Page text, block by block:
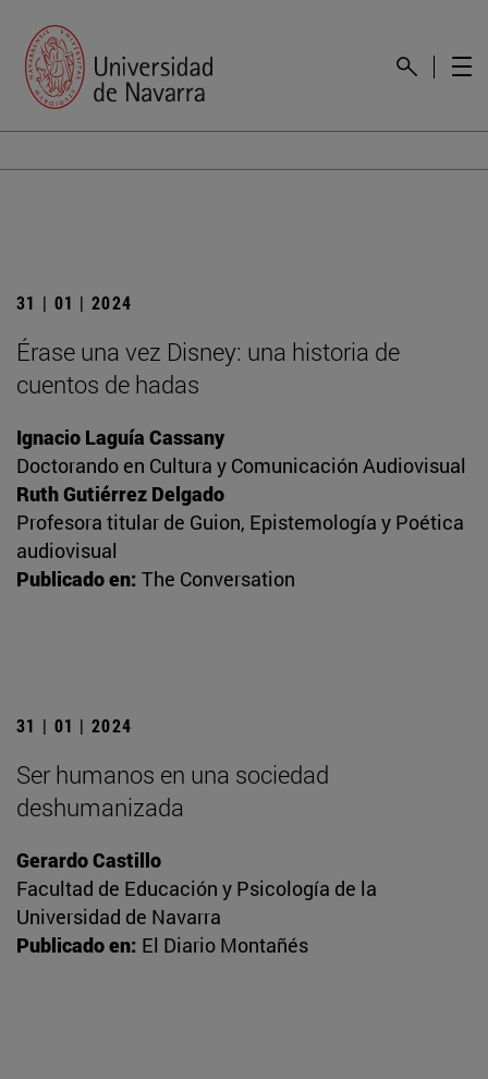
31 | 01 | 2024
Érase una vez Disney: una historia de
cuentos de hadas
Ignacio Laguía Cassany
Doctorando en Cultura y Comunicación Audiovisual
Ruth Gutiérrez Delgado
Profesora titular de Guion, Epistemología y Poética
audiovisual
Publicado en: The Conversation
31 | 01 | 2024
Ser humanos en una sociedad
deshumanizada
Gerardo Castillo
Facultad de Educación y Psicología de la
Universidad de Navarra
Publicado en: El Diario Montañés